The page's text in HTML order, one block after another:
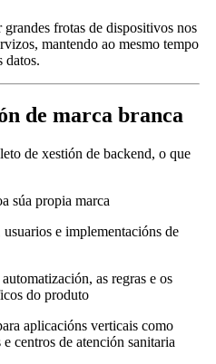
frotas de dispositivos nos
mantendo ao mesmo tempo
datos.
de marca branca
de xestión de backend, o que
súa propia marca
e implementacións de
as regras e os
do produto
aplicacións verticais como
centros de atención sanitaria